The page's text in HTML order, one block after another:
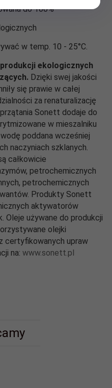
do 100%
w temp. 10 - 25°C.
ekologicznych
Dzięki swej jakości
się prawie w całej
za renaturalizację
Sonett dodaje do
w mieszalniku
poddana wcześniej
naczyniach szklanych.
całkowicie
petrochemicznych
petrochemicznych
Produkty Sonett
aktywatorów
Oleje używane do produkcji
olejki
certyfikowanych upraw
na: www.sonett.pl